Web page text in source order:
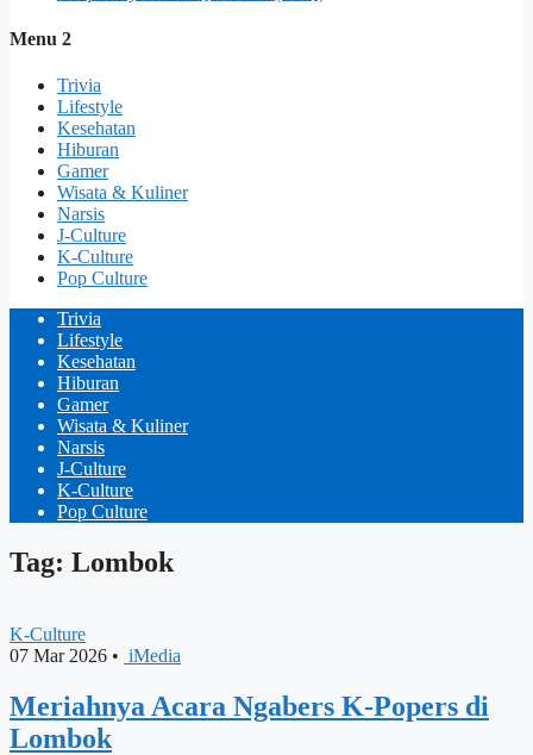
Menu 2
Trivia
Lifestyle
Kesehatan
Hiburan
Gamer
Wisata & Kuliner
Narsis
J-Culture
K-Culture
Pop Culture
Trivia
Lifestyle
Kesehatan
Hiburan
Gamer
Wisata & Kuliner
Narsis
J-Culture
K-Culture
Pop Culture
Tag: Lombok
K-Culture
07 Mar 2026 • iMedia
Meriahnya Acara Ngabers K-Popers di
Lombok